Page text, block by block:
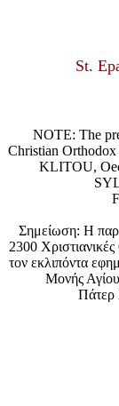
St.
NOTE: The
Christian
KLITOU,
Σημείωση: Η
2300
τον εκλιπόντα
Μονής
Πάτερ